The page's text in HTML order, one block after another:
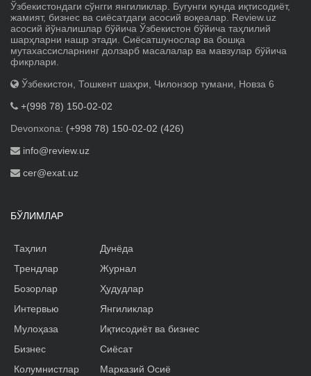
Ўзбекистондаги сўнгги янгиликлар. Бугунги кунда иқтисодиёт,
жамият, бизнес ва сиёсатдаги асосий воқеалар. Review.uz
асосий йўналишлар бўйича Ўзбекистон бўйича таҳлилий
шарҳларни нашр этади. Сиёсатшунослар ва бошқа
мутахассисларнинг долзарб масалалар ва мавзулар бўйича
фикрлари.
Ўзбекистон, Тошкент шаҳри, Чилонзор тумани, Новза 6
+(998 78) 150-02-02
Devonxona: (+998 78) 150-02-02 (426)
info@review.uz
cer@exat.uz
БЎЛИМЛАР
Таҳлил
Трендлар
Бозорлар
Интервью
Мулоҳаза
Бизнес
Колумнистлар
Дунёда
Журнал
Ҳудудлар
Янгиликлар
Иқтисодиёт ва бизнес
Сиёсат
Марказий Осиё